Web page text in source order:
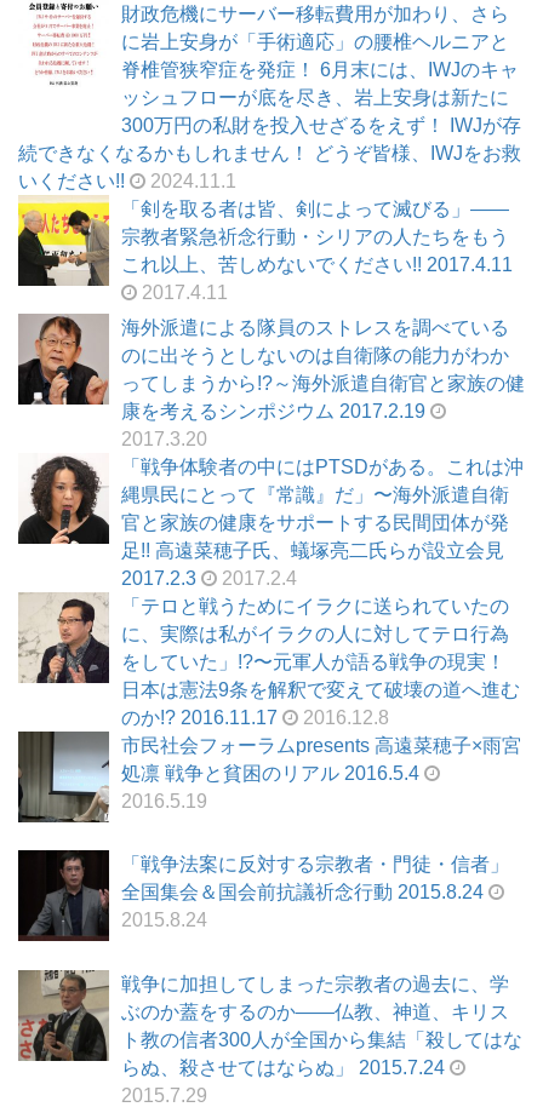
財政危機にサーバー移転費用が加わり、さら
に岩上安身が「手術適応」の腰椎ヘルニアと
脊椎管狭窄症を発症！ 6月末には、IWJのキャ
ッシュフローが底を尽き、岩上安身は新たに
300万円の私財を投入せざるをえず！ IWJが存
続できなくなるかもしれません！ どうぞ皆様、IWJをお救
いください!!
2024.11.1
「剣を取る者は皆、剣によって滅びる」――
宗教者緊急祈念行動・シリアの人たちをもう
これ以上、苦しめないでください!! 2017.4.11
2017.4.11
海外派遣による隊員のストレスを調べている
のに出そうとしないのは自衛隊の能力がわか
ってしまうから!?～海外派遣自衛官と家族の健
康を考えるシンポジウム 2017.2.19
2017.3.20
「戦争体験者の中にはPTSDがある。これは沖
縄県民にとって『常識』だ」〜海外派遣自衛
官と家族の健康をサポートする民間団体が発
足!! 高遠菜穂子氏、蟻塚亮二氏らが設立会見
2017.2.3
2017.2.4
「テロと戦うためにイラクに送られていたの
に、実際は私がイラクの人に対してテロ行為
をしていた」!?〜元軍人が語る戦争の現実！
日本は憲法9条を解釈で変えて破壊の道へ進む
のか!? 2016.11.17
2016.12.8
市民社会フォーラムpresents 高遠菜穂子×雨宮
処凛 戦争と貧困のリアル 2016.5.4
2016.5.19
「戦争法案に反対する宗教者・門徒・信者」
全国集会＆国会前抗議祈念行動 2015.8.24
2015.8.24
戦争に加担してしまった宗教者の過去に、学
ぶのか蓋をするのか――仏教、神道、キリス
ト教の信者300人が全国から集結「殺してはな
らぬ、殺させてはならぬ」 2015.7.24
2015.7.29